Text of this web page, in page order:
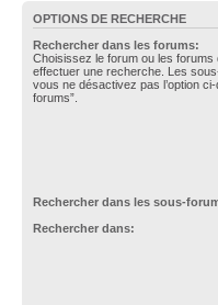
OPTIONS DE RECHERCHE
Rechercher dans les forums:
Choisissez le forum ou les
effectuer une recherche. Les
vous ne désactivez pas l’option
forums”.
Rechercher dans les sous-
Rechercher dans: